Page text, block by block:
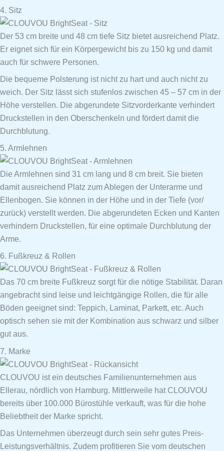
4. Sitz
Der 53 cm breite und 48 cm tiefe Sitz bietet ausreichend Platz.
Er eignet sich für ein Körpergewicht bis zu 150 kg und damit
auch für schwere Personen.
Die bequeme Polsterung ist nicht zu hart und auch nicht zu
weich. Der Sitz lässt sich stufenlos zwischen 45 – 57 cm in der
Höhe verstellen. Die abgerundete Sitzvorderkante verhindert
Druckstellen in den Oberschenkeln und fördert damit die
Durchblutung.
5. Armlehnen
Die Armlehnen sind 31 cm lang und 8 cm breit. Sie bieten
damit ausreichend Platz zum Ablegen der Unterarme und
Ellenbogen. Sie können in der Höhe und in der Tiefe (vor/
zurück) verstellt werden. Die abgerundeten Ecken und Kanten
verhindern Druckstellen, für eine optimale Durchblutung der
Arme.
6. Fußkreuz & Rollen
Das 70 cm breite Fußkreuz sorgt für die nötige Stabilität. Daran
angebracht sind leise und leichtgängige Rollen, die für alle
Böden geeignet sind: Teppich, Laminat, Parkett, etc. Auch
optisch sehen sie mit der Kombination aus schwarz und silber
gut aus.
7. Marke
CLOUVOU ist ein deutsches Familienunternehmen aus
Ellerau, nördlich von Hamburg. Mittlerweile hat CLOUVOU
bereits über 100.000 Bürostühle verkauft, was für die hohe
Beliebtheit der Marke spricht.
Das Unternehmen überzeugt durch sein sehr gutes Preis-
Leistungsverhältnis. Zudem profitieren Sie vom deutschen